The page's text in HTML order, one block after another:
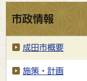
市政情報
成田市概要
施策・計画